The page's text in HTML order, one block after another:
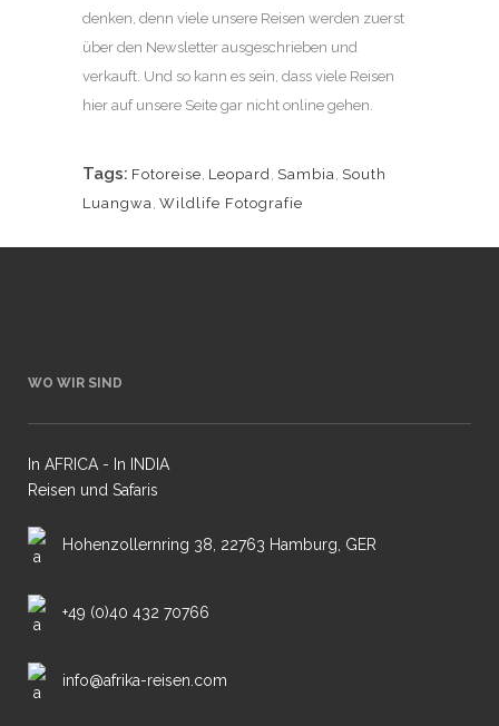
denken, denn viele unsere Reisen werden zuerst
über den Newsletter ausgeschrieben und
verkauft. Und so kann es sein, dass viele Reisen
hier auf unsere Seite gar nicht online gehen.
Tags: Fotoreise, Leopard, Sambia, South
Luangwa, Wildlife Fotografie
WO WIR SIND
In AFRICA - In INDIA
Reisen und Safaris
Hohenzollernring 38, 22763 Hamburg, GER
+49 (0)40 432 70766
info@afrika-reisen.com